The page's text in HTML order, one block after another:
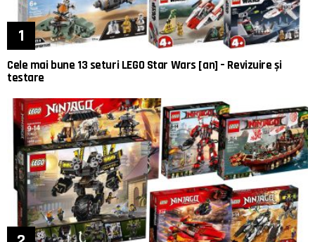
Cele mai bune 13 seturi LEGO Star Wars [an] – Revizuire și
testare